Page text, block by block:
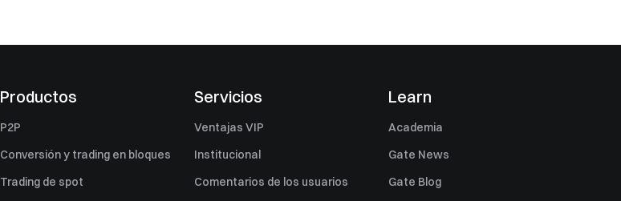
Productos
P2P
Conversión y trading en bloques
Trading de spot
Servicios
Ventajas VIP
Institucional
Comentarios de los usuarios
Learn
Academia
Gate News
Gate Blog